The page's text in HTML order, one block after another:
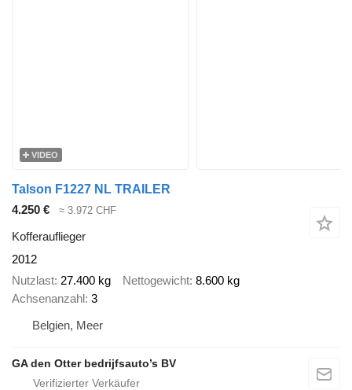
VIDEO
Talson F1227 NL TRAILER
4.250 €
≈ 3.972 CHF
Kofferauflieger
2012
Nutzlast 27.400 kg Nettogewicht 8.600 kg
Achsenanzahl 3
Belgien, Meer
GA den Otter bedrijfsauto’s BV